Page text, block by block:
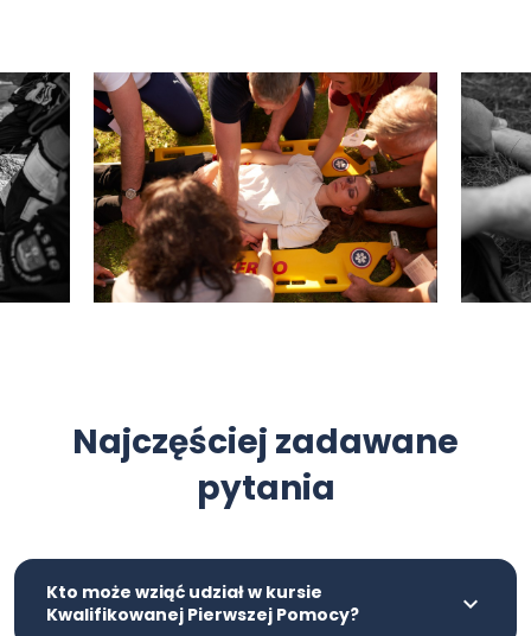
Najczęściej zadawane
pytania
Kto może wziąć udział w kursie
Kwalifikowanej Pierwszej Pomocy?